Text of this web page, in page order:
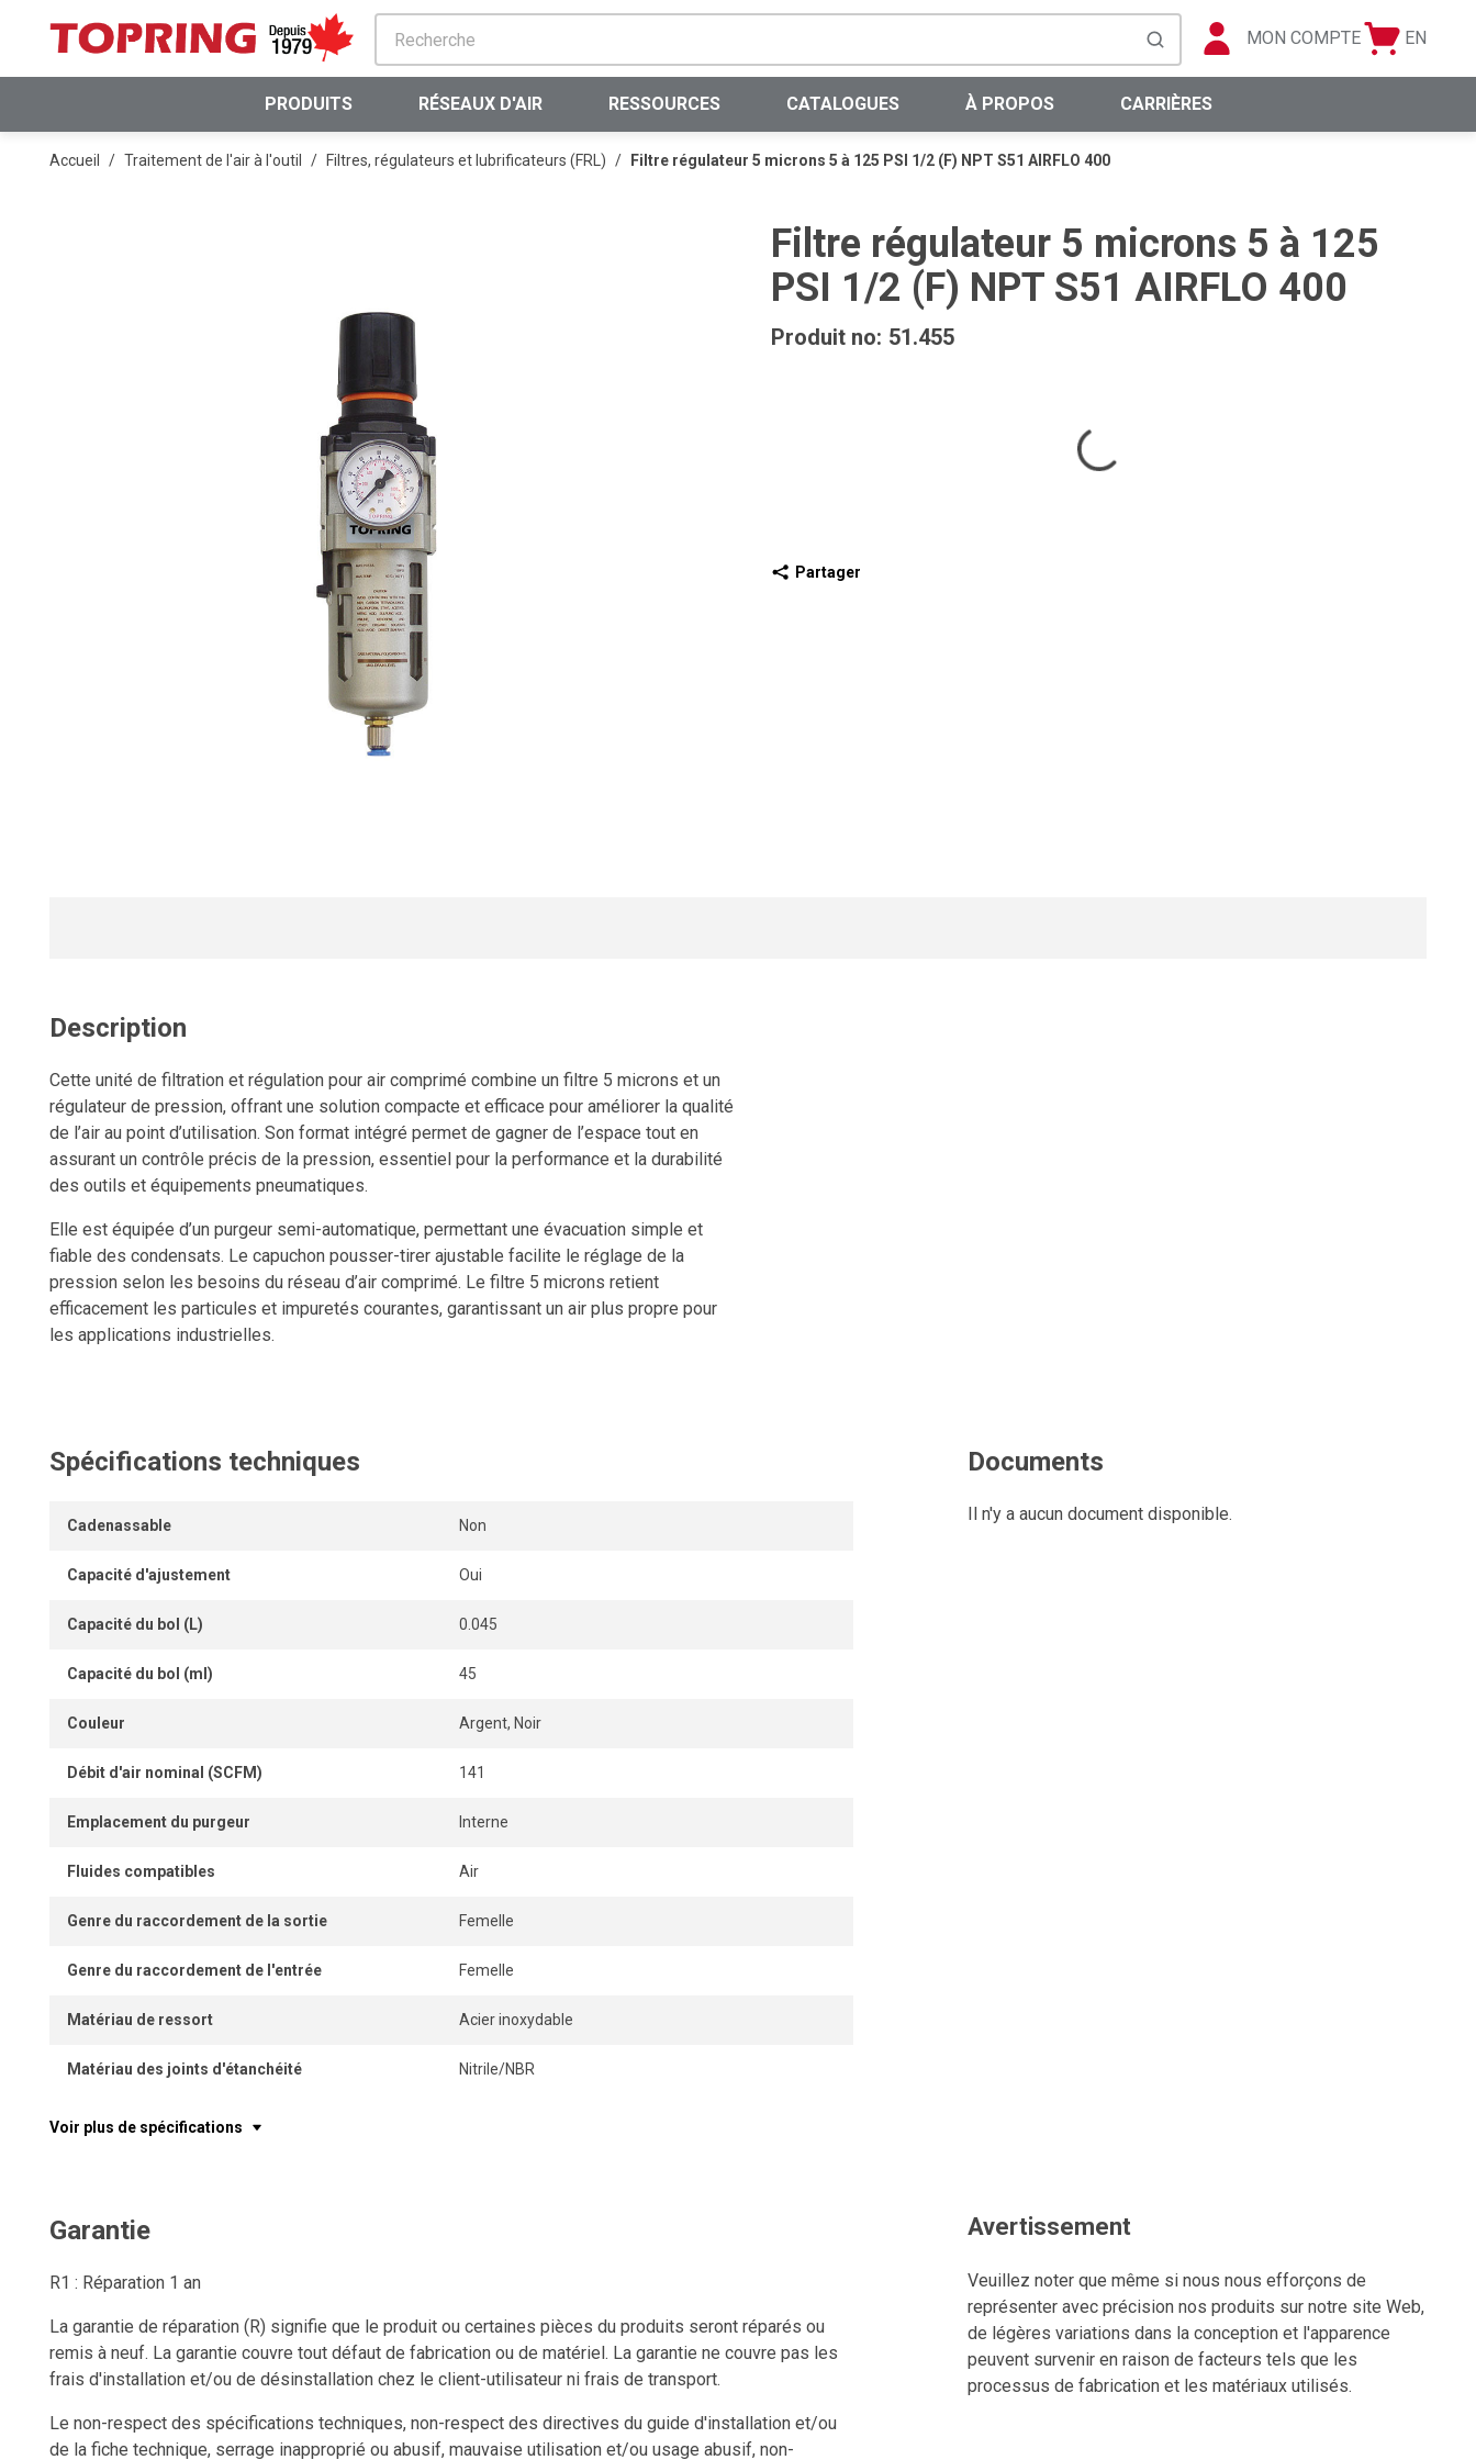
PASSER AU CONTENU PRINCIPAL
soumettre la recherche
MON COMPTE
Panier
Langue
EN
PRODUITS RÉSEAUX D'AIR RESSOURCES CATALOGUES À PROPOS CARRIÈRES
Accueil / Traitement de l'air à l'outil / Filtres, régulateurs et lubrificateurs (FRL) / Filtre régulateur 5 microns 5 à 125 PSI 1/2 (F) NPT S51 AIRFLO 400
Filtre régulateur 5 microns 5 à 125
PSI 1/2 (F) NPT S51 AIRFLO 400
Produit no: 51.455
Partager
Description
Cette unité de filtration et régulation pour air comprimé combine un filtre 5 microns et un
régulateur de pression, offrant une solution compacte et efficace pour améliorer la qualité
de l’air au point d’utilisation. Son format intégré permet de gagner de l’espace tout en
assurant un contrôle précis de la pression, essentiel pour la performance et la durabilité
des outils et équipements pneumatiques.
Elle est équipée d’un purgeur semi-automatique, permettant une évacuation simple et
fiable des condensats. Le capuchon pousser-tirer ajustable facilite le réglage de la
pression selon les besoins du réseau d’air comprimé. Le filtre 5 microns retient
efficacement les particules et impuretés courantes, garantissant un air plus propre pour
les applications industrielles.
Une solution performante et durable pour optimiser la qualité de l’air comprimé, protéger
Spécifications techniques
Cadenassable Non
Capacité d'ajustement Oui
Capacité du bol (L) 0.045
Capacité du bol (ml) 45
Couleur Argent, Noir
Débit d'air nominal (SCFM) 141
Emplacement du purgeur Interne
Fluides compatibles Air
Genre du raccordement de la sortie Femelle
Genre du raccordement de l'entrée Femelle
Matériau de ressort Acier inoxydable
Matériau des joints d'étanchéité Nitrile/NBR
Voir plus de spécifications
Documents
Il n'y a aucun document disponible.
Garantie
R1 : Réparation 1 an
La garantie de réparation (R) signifie que le produit ou certaines pièces du produits seront réparés ou
remis à neuf. La garantie couvre tout défaut de fabrication ou de matériel. La garantie ne couvre pas les
frais d'installation et/ou de désinstallation chez le client-utilisateur ni frais de transport.
Le non-respect des spécifications techniques, non-respect des directives du guide d'installation et/ou
de la fiche technique, serrage inapproprié ou abusif, mauvaise utilisation et/ou usage abusif, non-
Avertissement
Veuillez noter que même si nous nous efforçons de
représenter avec précision nos produits sur notre site Web,
de légères variations dans la conception et l'apparence
peuvent survenir en raison de facteurs tels que les
processus de fabrication et les matériaux utilisés.